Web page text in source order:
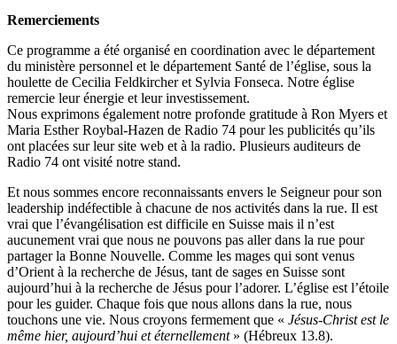
Remerciements
Ce programme a été organisé en coordination avec le département
du ministère personnel et le département Santé de l’église, sous la
houlette de Cecilia Feldkircher et Sylvia Fonseca. Notre église
remercie leur énergie et leur investissement.
Nous exprimons également notre profonde gratitude à Ron Myers et
Maria Esther Roybal-Hazen de Radio 74 pour les publicités qu’ils
ont placées sur leur site web et à la radio. Plusieurs auditeurs de
Radio 74 ont visité notre stand.
Et nous sommes encore reconnaissants envers le Seigneur pour son
leadership indéfectible à chacune de nos activités dans la rue. Il est
vrai que l’évangélisation est difficile en Suisse mais il n’est
aucunement vrai que nous ne pouvons pas aller dans la rue pour
partager la Bonne Nouvelle. Comme les mages qui sont venus
d’Orient à la recherche de Jésus, tant de sages en Suisse sont
aujourd’hui à la recherche de Jésus pour l’adorer. L’église est l’étoile
pour les guider. Chaque fois que nous allons dans la rue, nous
touchons une vie. Nous croyons fermement que « Jésus-Christ est le
même hier, aujourd’hui et éternellement » (Hébreux 13.8).